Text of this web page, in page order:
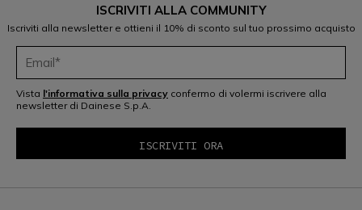
ISCRIVITI ALLA COMMUNITY
Iscriviti alla newsletter e ottieni il 10% di sconto sul tuo prossimo acquisto
Vista l'informativa sulla privacy confermo di volermi iscrivere alla
newsletter di Dainese S.p.A.